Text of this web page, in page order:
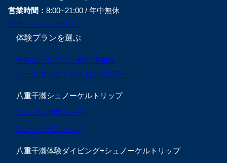
営業時間： 8:00~21:00 / 年中無休
プライバシーポリシー
体験プランを選ぶ
神秘のパンプキン鍾乳洞探検
シーカヤック＋ケイビングツアー
八重干瀬シュノーケルトリップ
Aコース(3時間コース)
Bコース(半日コース)
八重干瀬体験ダイビング+シュノーケルトリップ